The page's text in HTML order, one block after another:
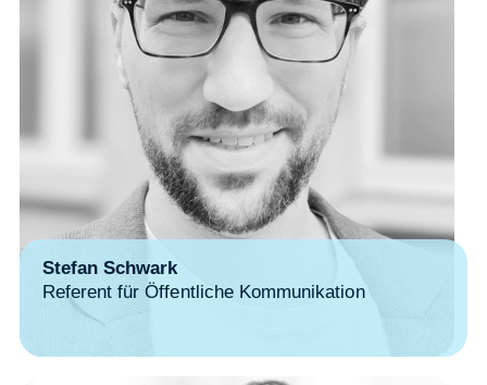
Stefan Schwark
Referent für Öffentliche Kommunikation